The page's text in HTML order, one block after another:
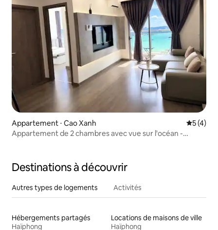
Appartement ⋅ Cao Xanh
5 (4)
Appartement de 2 chambres avec vue sur l'océan -
Destinations à découvrir
Autres types de logements Activités
Hébergements partagés
Haïphong
Locations de maisons de ville
Haïphong